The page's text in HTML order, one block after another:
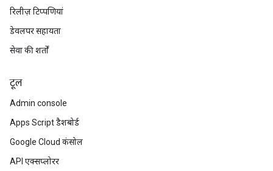
रिलीज़ टिप्पणियां
डेवलपर सहायता
सेवा की शर्तों
टूल
Admin console
Apps Script डैशबोर्ड
Google Cloud कंसोल
API एक्सप्लोरर